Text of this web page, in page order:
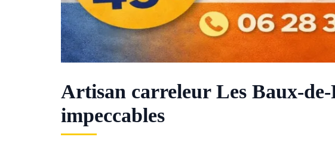
Artisan carreleur Les Baux-
impeccables